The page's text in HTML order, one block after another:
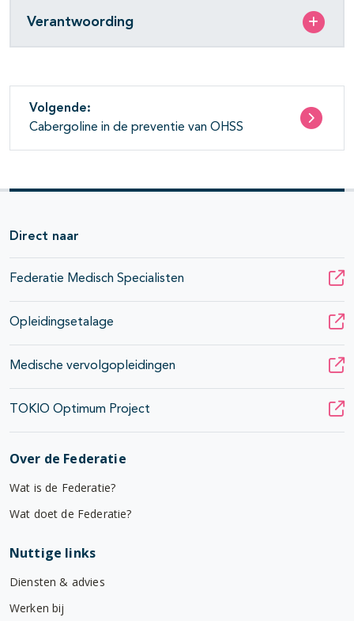
Verantwoording
Volgende:
Cabergoline in de preventie van OHSS
Direct naar
Federatie Medisch Specialisten
Opleidingsetalage
Medische vervolgopleidingen
TOKIO Optimum Project
Over de Federatie
Wat is de Federatie?
Wat doet de Federatie?
Nuttige links
Diensten & advies
Werken bij